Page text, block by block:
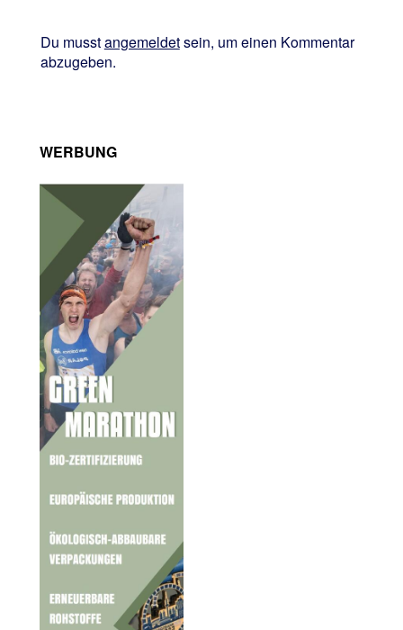
Du musstangemeldetsein, um einen Kommentar
abzugeben.
WERBUNG